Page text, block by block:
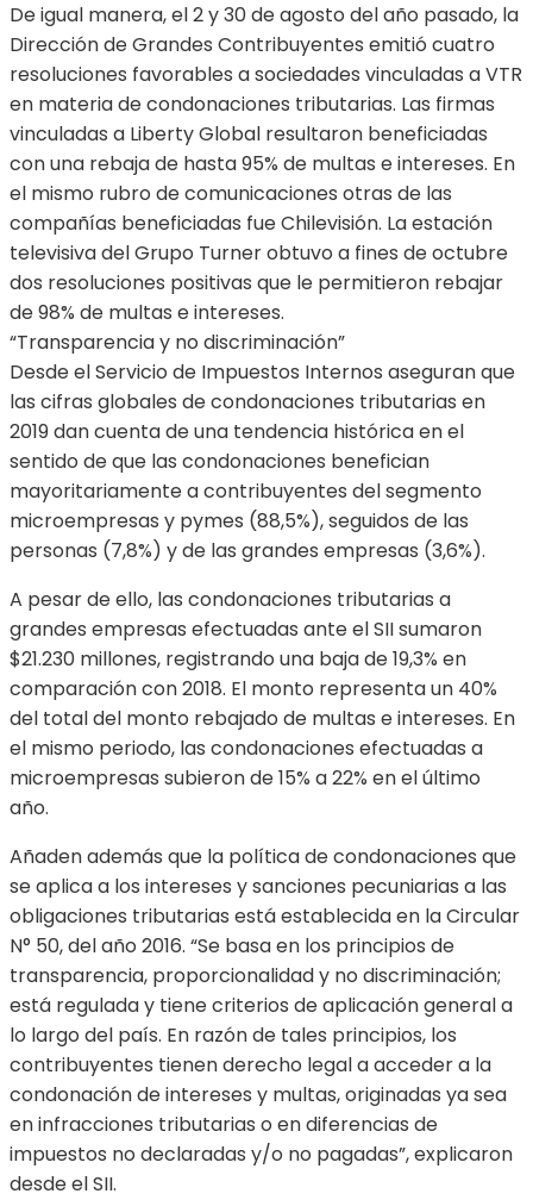
De igual manera, el 2 y 30 de agosto del año pasado, la
Dirección de Grandes Contribuyentes emitió cuatro
resoluciones favorables a sociedades vinculadas a VTR
en materia de condonaciones tributarias. Las firmas
vinculadas a Liberty Global resultaron beneficiadas
con una rebaja de hasta 95% de multas e intereses. En
el mismo rubro de comunicaciones otras de las
compañías beneficiadas fue Chilevisión. La estación
televisiva del Grupo Turner obtuvo a fines de octubre
dos resoluciones positivas que le permitieron rebajar
de 98% de multas e intereses.
“Transparencia y no discriminación”
Desde el Servicio de Impuestos Internos aseguran que
las cifras globales de condonaciones tributarias en
2019 dan cuenta de una tendencia histórica en el
sentido de que las condonaciones benefician
mayoritariamente a contribuyentes del segmento
microempresas y pymes (88,5%), seguidos de las
personas (7,8%) y de las grandes empresas (3,6%).
A pesar de ello, las condonaciones tributarias a
grandes empresas efectuadas ante el SII sumaron
$21.230 millones, registrando una baja de 19,3% en
comparación con 2018. El monto representa un 40%
del total del monto rebajado de multas e intereses. En
el mismo periodo, las condonaciones efectuadas a
microempresas subieron de 15% a 22% en el último
año.
Añaden además que la política de condonaciones que
se aplica a los intereses y sanciones pecuniarias a las
obligaciones tributarias está establecida en la Circular
N° 50, del año 2016. “Se basa en los principios de
transparencia, proporcionalidad y no discriminación;
está regulada y tiene criterios de aplicación general a
lo largo del país. En razón de tales principios, los
contribuyentes tienen derecho legal a acceder a la
condonación de intereses y multas, originadas ya sea
en infracciones tributarias o en diferencias de
impuestos no declaradas y/o no pagadas”, explicaron
desde el SII.